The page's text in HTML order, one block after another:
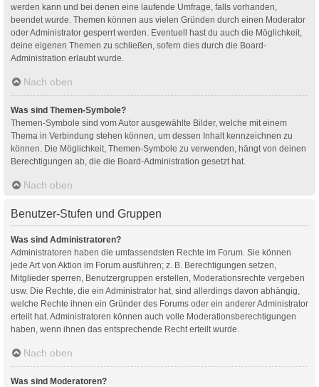
werden kann und bei denen eine laufende Umfrage, falls vorhanden,
beendet wurde. Themen können aus vielen Gründen durch einen Moderator
oder Administrator gesperrt werden. Eventuell hast du auch die Möglichkeit,
deine eigenen Themen zu schließen, sofern dies durch die Board-
Administration erlaubt wurde.
Nach oben
Was sind Themen-Symbole?
Themen-Symbole sind vom Autor ausgewählte Bilder, welche mit einem
Thema in Verbindung stehen können, um dessen Inhalt kennzeichnen zu
können. Die Möglichkeit, Themen-Symbole zu verwenden, hängt von deinen
Berechtigungen ab, die die Board-Administration gesetzt hat.
Nach oben
Benutzer-Stufen und Gruppen
Was sind Administratoren?
Administratoren haben die umfassendsten Rechte im Forum. Sie können
jede Art von Aktion im Forum ausführen; z. B. Berechtigungen setzen,
Mitglieder sperren, Benutzergruppen erstellen, Moderationsrechte vergeben
usw. Die Rechte, die ein Administrator hat, sind allerdings davon abhängig,
welche Rechte ihnen ein Gründer des Forums oder ein anderer Administrator
erteilt hat. Administratoren können auch volle Moderationsberechtigungen
haben, wenn ihnen das entsprechende Recht erteilt wurde.
Nach oben
Was sind Moderatoren?